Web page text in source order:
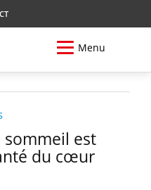
Menu
sommeil est
du cœur